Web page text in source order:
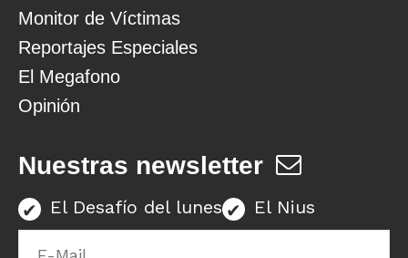
Monitor de Víctimas
Reportajes Especiales
El Megafono
Opinión
Nuestras newsletter
El Desafío del lunes El Nius